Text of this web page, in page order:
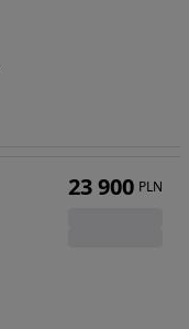
23 900 PLN